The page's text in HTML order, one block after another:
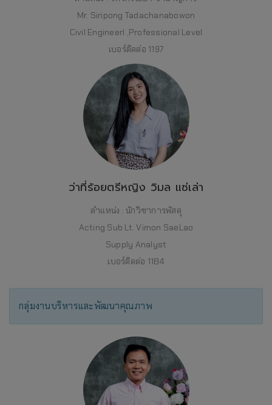
Mr. Siripong Tadachanabowon
Civil Engineerl ,Professional Level
เบอร์ติดต่อ 1197
ว่าที่ร้อยตรีหญิง วิมล แซ่เล่า
ตำแหน่ง : นักวิชาการพัสดุ
Acting Sub Lt. Vimon SaeLao
Supply Analyst
เบอร์ติดต่อ 1184
กลุ่มงานบริหารและพัฒนาคุณภาพ